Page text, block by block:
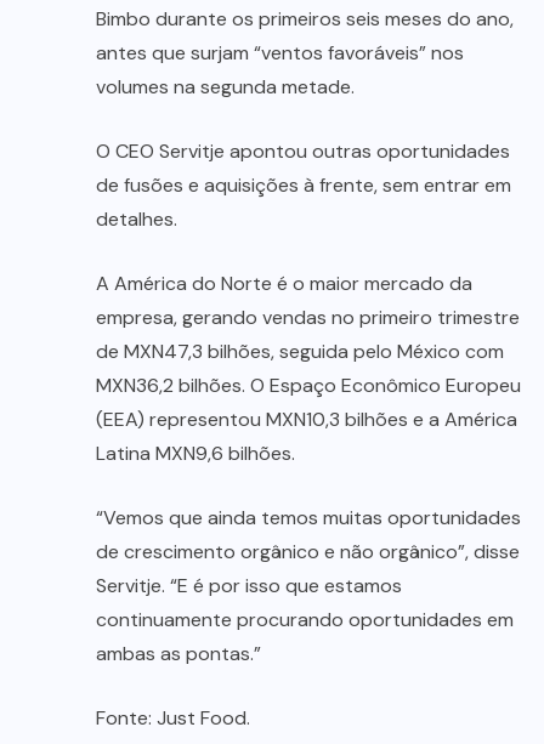
Bimbo durante os primeiros seis meses do ano,
antes que surjam “ventos favoráveis” nos
volumes na segunda metade.
O CEO Servitje apontou outras oportunidades
de fusões e aquisições à frente, sem entrar em
detalhes.
A América do Norte é o maior mercado da
empresa, gerando vendas no primeiro trimestre
de MXN47,3 bilhões, seguida pelo México com
MXN36,2 bilhões. O Espaço Econômico Europeu
(EEA) representou MXN10,3 bilhões e a América
Latina MXN9,6 bilhões.
“Vemos que ainda temos muitas oportunidades
de crescimento orgânico e não orgânico”, disse
Servitje. “E é por isso que estamos
continuamente procurando oportunidades em
ambas as pontas.”
Fonte: Just Food.